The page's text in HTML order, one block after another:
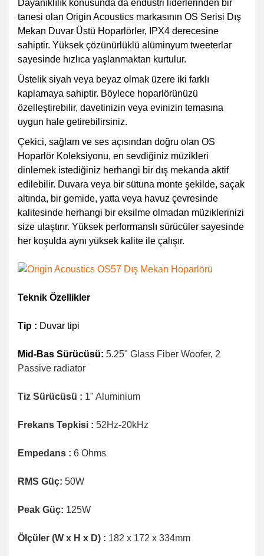
Dayanıklılık konusunda da endüstri liderlerinden bir
tanesi olan Origin Acoustics markasının OS Serisi Dış
Mekan Duvar Üstü Hoparlörler, IPX4 derecesine
sahiptir. Yüksek çözünürlüklü alüminyum tweeterlar
sayesinde hızlıca yaşlanmaktan kurtulur.
Üstelik siyah veya beyaz olmak üzere iki farklı
kaplamaya sahiptir. Böylece hoparlörünüzü
özelleştirebilir, davetinizin veya evinizin temasına
uygun hale getirebilirsiniz.
Çekici, sağlam ve ses açısından doğru olan OS
Hoparlör Koleksiyonu, en sevdiğiniz müzikleri
dinlemek istediğiniz herhangi bir dış mekanda aktif
edilebilir. Duvara veya bir sütuna monte şekilde, saçak
altında, bir gemide, yatta veya havuz çevresinde
kalitesinde herhangi bir eksilme olmadan müziklerinizi
size ulaştırır. Yüksek performanslı sürücüler sayesinde
her koşulda aynı yüksek kalite ile çalışır.
Teknik Özellikler
Tip : Duvar tipi
Mid-Bas Sürücüsü: 5.25" Glass Fiber Woofer, 2
Passive radiator
Tiz Sürücüsü : 1" Aluminium
Frekans Tepkisi : 52Hz-20kHz
Empedans : 6 Ohms
RMS Güç: 50W
Peak Güç: 125W
Ölçüler (W x H x D) : 182 x 172 x 334mm